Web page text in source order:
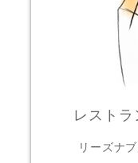
レスト
リーズナ